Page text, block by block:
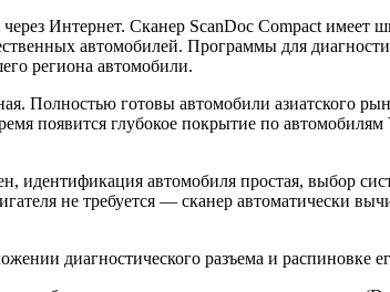
Интернет. Сканер ScanDoc Compact
автомобилей. Программы для
региона автомобили.
Полностью готовы автомобили азиатского
появится глубокое покрытие по
идентификация автомобиля простая, выбор
не требуется — сканер автоматически
диагностического разъема и распиновке